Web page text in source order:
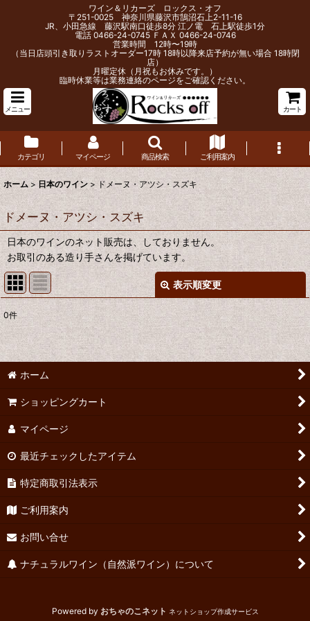
ワイン＆リカーズ ロックス・オフ
〒251-0025 神奈川県藤沢市鵠沼石上2-11-16
JR、小田急線 藤沢駅南口徒歩8分 江ノ電 石上駅徒歩1分
電話 0466-24-0745 ＦＡＸ 0466-24-0746
営業時間 12時〜19時
（当日店頭引き取りラストオーダー17時 18時以降来店予約が無い場合 18時閉
店）
月曜定休（月祝もお休みです。）
臨時休業等は業務連絡のページをご確認ください。
メニュー カート
カテゴリ マイページ 商品検索 ご利用案内
ホーム > 日本のワイン > ドメーヌ・アツシ・スズキ
ドメーヌ・アツシ・スズキ
日本のワインのネット販売は、しておりません。
お取引のある造り手さんを掲げています。
表示順変更
表示数 :
並び順:
0件
ホーム
ショッピングカート
マイページ
最近チェックしたアイテム
特定商取引法表示
ご利用案内
お問い合せ
ナチュラルワイン（自然派ワイン）について
Powered by おちゃのこネット ネットショップ作成サービス